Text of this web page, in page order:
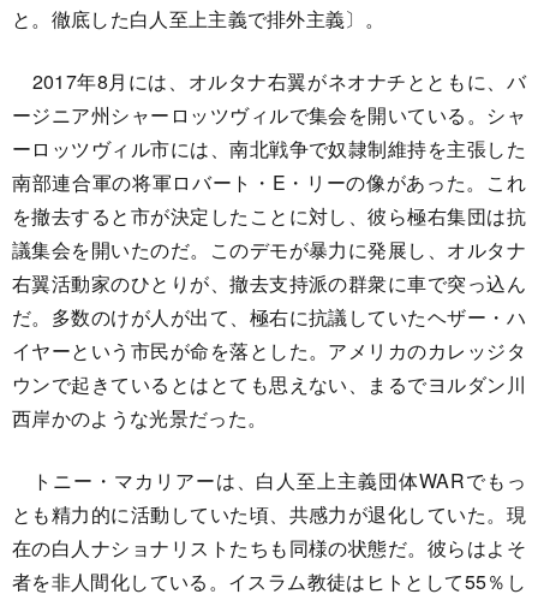
と。徹底した白人至上主義で排外主義〕。
2017年8月には、オルタナ右翼がネオナチとともに、バ
ージニア州シャーロッツヴィルで集会を開いている。シャ
ーロッツヴィル市には、南北戦争で奴隷制維持を主張した
南部連合軍の将軍ロバート・E・リーの像があった。これ
を撤去すると市が決定したことに対し、彼ら極右集団は抗
議集会を開いたのだ。このデモが暴力に発展し、オルタナ
右翼活動家のひとりが、撤去支持派の群衆に車で突っ込ん
だ。多数のけが人が出て、極右に抗議していたヘザー・ハ
イヤーという市民が命を落とした。アメリカのカレッジタ
ウンで起きているとはとても思えない、まるでヨルダン川
西岸かのような光景だった。
トニー・マカリアーは、白人至上主義団体WARでもっ
とも精力的に活動していた頃、共感力が退化していた。現
在の白人ナショナリストたちも同様の状態だ。彼らはよそ
者を非人間化している。イスラム教徒はヒトとして55％し